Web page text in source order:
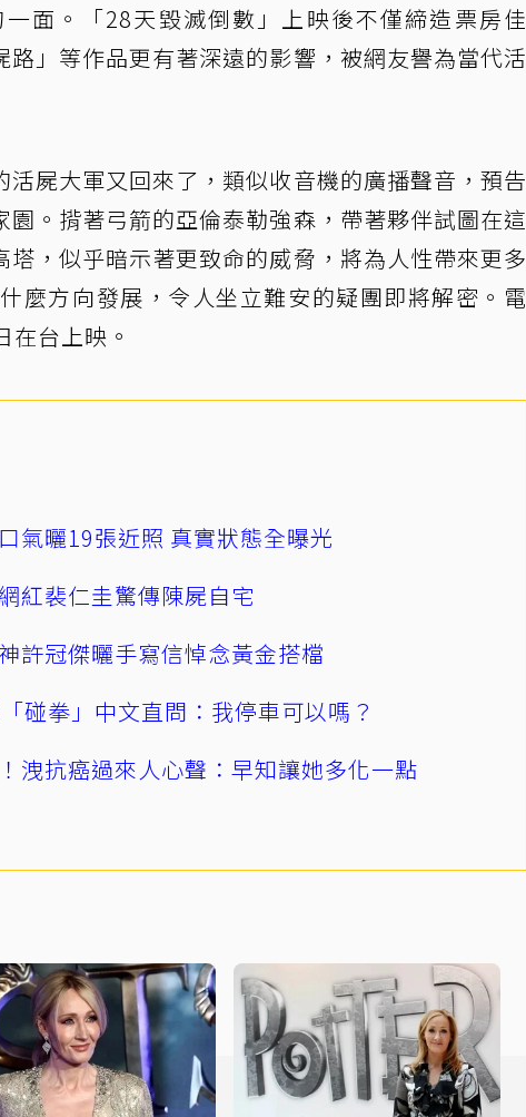
面。「28天毀滅倒數」上映後不僅締造票房佳
」等作品更有著深遠的影響，被網友譽為當代活
屍大軍又回來了，類似收音機的廣播聲音，預告
。揹著弓箭的亞倫泰勒強森，帶著夥伴試圖在這
，似乎暗示著更致命的威脅，將為人性帶來更多
麼方向發展，令人坐立難安的疑團即將解密。電
台上映。
氣曬19張近照 真實狀態全曝光
紅裴仁圭驚傳陳屍自宅
許冠傑曬手寫信悼念黃金搭檔
碰拳」中文直問：我停車可以嗎？
洩抗癌過來人心聲：早知讓她多化一點